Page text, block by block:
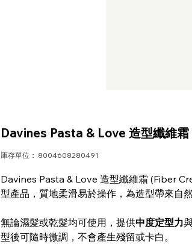
Davines Pasta & Love 造型纖維
庫存單位： 8004608280491
Davines Pasta & Love 造型纖維霜 (Fiber
型產品，質地柔滑易於操作，為造型帶來自
無論濕髮或乾髮均可使用，提供中度定型力
型後可隨時微調，不會產生殘留或卡白。